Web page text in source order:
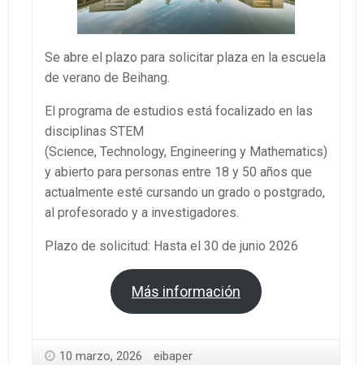
Se abre el plazo para solicitar plaza en la escuela
de verano de Beihang.
El programa de estudios está focalizado en las
disciplinas STEM
(Science, Technology, Engineering y Mathematics)
y abierto para personas entre 18 y 50 años que
actualmente esté cursando un grado o postgrado,
al profesorado y a investigadores.
Plazo de solicitud: Hasta el 30 de junio 2026
Más información
10 marzo, 2026 eibaper